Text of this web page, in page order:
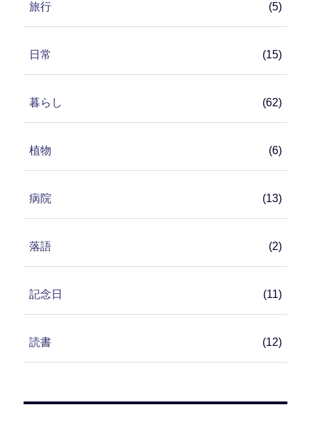
旅行 (5)
日常 (15)
暮らし (62)
植物 (6)
病院 (13)
落語 (2)
記念日 (11)
読書 (12)